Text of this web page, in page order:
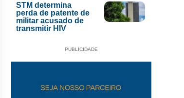
STM determina
perda de patente de
militar acusado de
transmitir HIV
PUBLICIDADE